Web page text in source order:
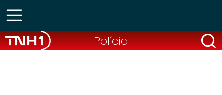
Polícia